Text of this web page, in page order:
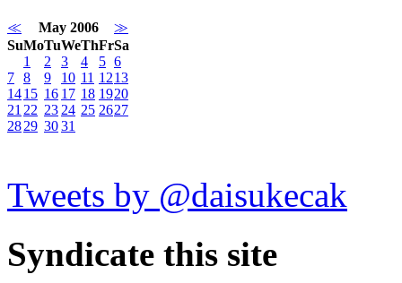
≪ May 2006
≫
SuMoTuWeThFrSa
1
2 3 4 5 6
7 8 9 10 11 1213
1415 16 17 18 1920
21 22 23 24 25 2627
2829 3031
Tweets by @daisukecak
Syndicate this site